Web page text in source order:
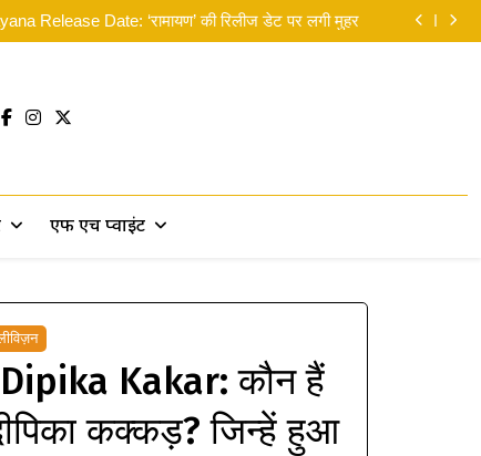
Release Date: ‘रामायण’ की रिलीज डेट पर लगी मुहर
बने रणदीप हुड्डा, पानी में उतरकर बांटी राहत सामग्री
बने रणदीप हुड्डा, पानी में उतरकर बांटी राहत सामग्री
एफ एच प्वाइंट
Dipika Kakar: कौन हैं
कक्कड़? जिन्हें हुआ